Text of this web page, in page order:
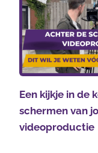
Een kijkje in de
schermen van
videoproductie